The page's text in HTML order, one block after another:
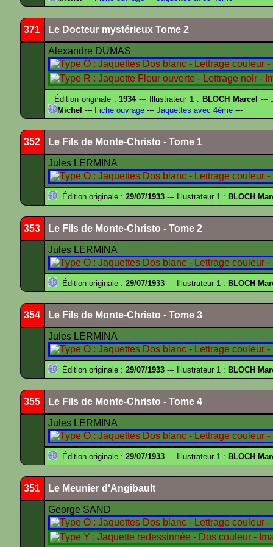
371 Le Docteur mystérieux Tome 2
Alexandre DUMAS
Édition originale :1934--- Illustrateur 1 : BLOCH Marcel ---
Michel --- Fiche ouvrage --- Jaquettes avec 4ème ---
352 Le Fils de Monte-Christo - Tome 1
Jules LERMINA
Édition originale : 29/07/1933 --- Illustrateur 1 : BLOCH
353 Le Fils de Monte-Christo - Tome 2
Jules LERMINA
Édition originale : 29/07/1933 --- Illustrateur 1 : BLOCH
354 Le Fils de Monte-Christo - Tome 3
Jules LERMINA
Édition originale : 29/07/1933 --- Illustrateur 1 : BLOCH
355 Le Fils de Monte-Christo - Tome 4
Jules LERMINA
Édition originale : 29/07/1933 --- Illustrateur 1 : BLOCH
351 Le Meunier d'Angibault
George SAND